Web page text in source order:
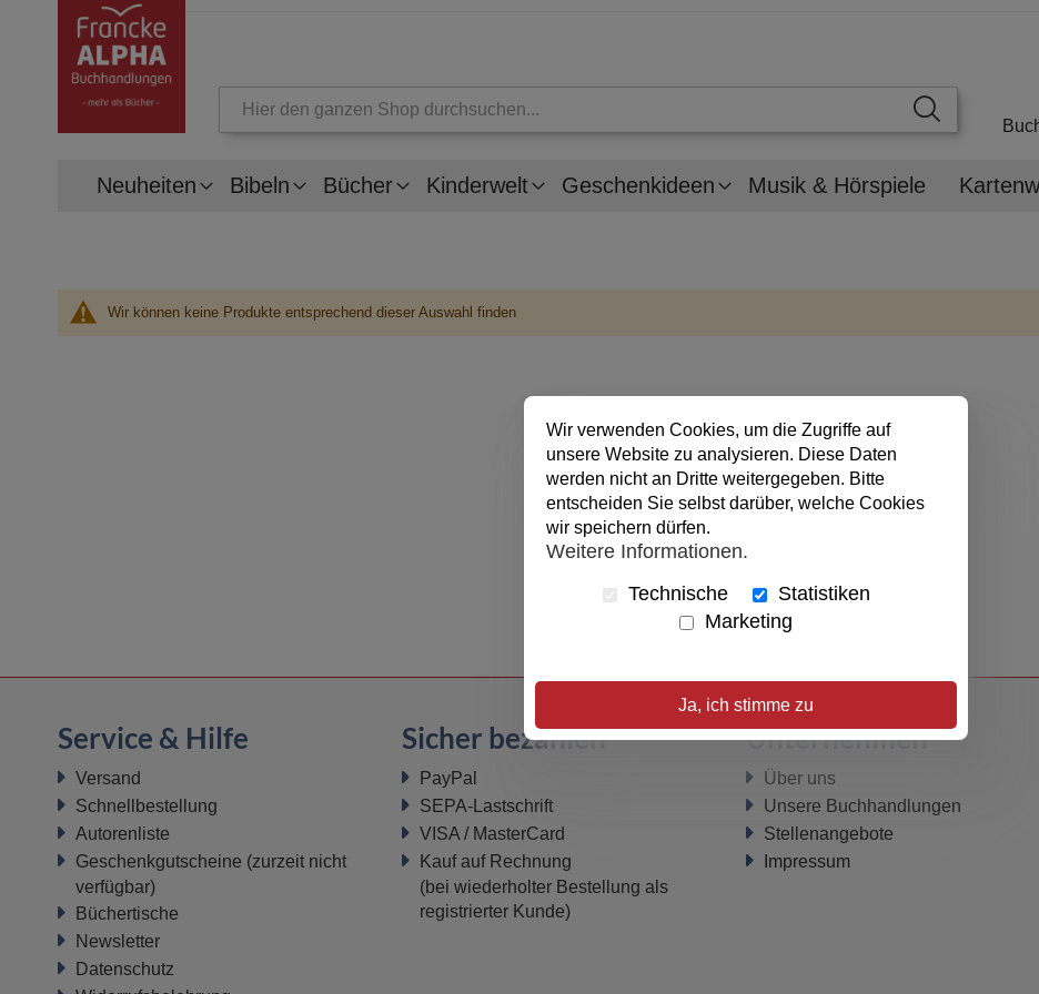
Neuheiten Bibeln Bücher Kinderwelt Geschenkideen Musik & Hörspiele
Wir können keine Produkte entsprechend dieser Auswahl finden
Wir verwenden Cookies, um die Zugriffe auf
unsere Website zu analysieren. Diese Daten
werden nicht an Dritte weitergegeben. Bitte
entscheiden Sie selbst darüber, welche Cookies
wir speichern dürfen.
Weitere Informationen.
Technische
Statistiken
Marketing
Ja, ich stimme zu
Service & Hilfe
Versand
Schnellbestellung
Autorenliste
Geschenkgutscheine (zurzeit nicht
verfügbar)
Büchertische
Newsletter
Datenschutz
Sicher bezahlen
PayPal
SEPA-Lastschrift
VISA / MasterCard
Kauf auf Rechnung
(bei wiederholter Bestellung als
registrierter Kunde)
Unternehmen
Über uns
Unsere Buchhandlungen
Stellenangebote
Impressum